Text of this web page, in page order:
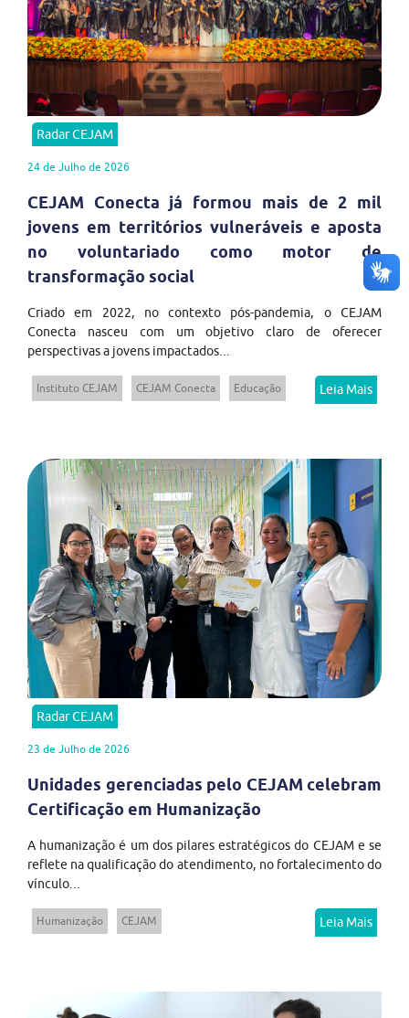
Radar CEJAM
24 de Julho de 2026
CEJAM Conecta já formou mais de 2 mil
jovens em territórios vulneráveis e aposta
no voluntariado como motor de
transformação social
Criado em 2022, no contexto pós-pandemia, o CEJAM
Conecta nasceu com um objetivo claro de oferecer
perspectivas a jovens impactados...
Instituto CEJAM CEJAM Conecta Educação Leia Mais
Radar CEJAM
23 de Julho de 2026
Unidades gerenciadas pelo CEJAM celebram
Certificação em Humanização
A humanização é um dos pilares estratégicos do CEJAM e se
reflete na qualificação do atendimento, no fortalecimento do
vínculo...
Humanização CEJAM Leia Mais